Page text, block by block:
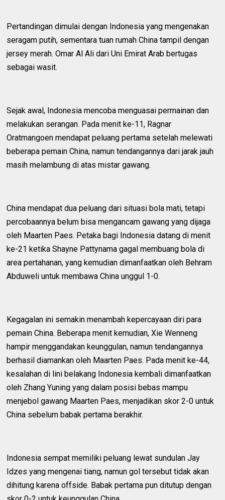
Pertandingan dimulai dengan Indonesia yang mengenakan
seragam putih, sementara tuan rumah China tampil dengan
jersey merah. Omar Al Ali dari Uni Emirat Arab bertugas
sebagai wasit.
Sejak awal, Indonesia mencoba menguasai permainan dan
melakukan serangan. Pada menit ke-11, Ragnar
Oratmangoen mendapat peluang pertama setelah melewati
beberapa pemain China, namun tendangannya dari jarak jauh
masih melambung di atas mistar gawang.
China mendapat dua peluang dari situasi bola mati, tetapi
percobaannya belum bisa mengancam gawang yang dijaga
oleh Maarten Paes. Petaka bagi Indonesia datang di menit
ke-21 ketika Shayne Pattynama gagal membuang bola di
area pertahanan, yang kemudian dimanfaatkan oleh Behram
Abduweli untuk membawa China unggul 1-0.
Kegagalan ini semakin menambah kepercayaan diri para
pemain China. Beberapa menit kemudian, Xie Wenneng
hampir menggandakan keunggulan, namun tendangannya
berhasil diamankan oleh Maarten Paes. Pada menit ke-44,
kesalahan di lini belakang Indonesia kembali dimanfaatkan
oleh Zhang Yuning yang dalam posisi bebas mampu
menjebol gawang Maarten Paes, menjadikan skor 2-0 untuk
China sebelum babak pertama berakhir.
Indonesia sempat memiliki peluang lewat sundulan Jay
Idzes yang mengenai tiang, namun gol tersebut tidak akan
dihitung karena offside. Babak pertama pun ditutup dengan